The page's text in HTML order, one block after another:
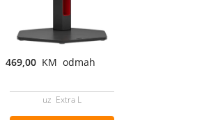
469,00 KM odmah
uz Extra L